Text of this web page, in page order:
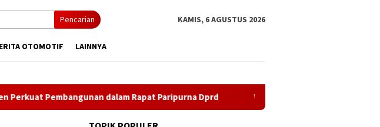
Pencarian KAMIS, 6 AGUSTUS 2026
OTOMOTIF LAINNYA
dalam Rapat Paripurna Dprd Wali Kota Sukabumi Lantik 24 Pejabat, Perkuat